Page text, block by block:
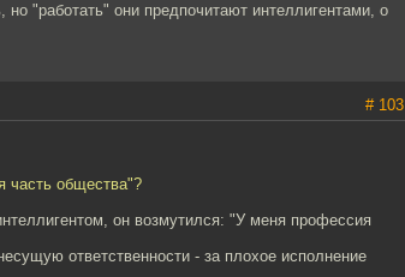
"работать" они предпочитают интеллигентами, о
# 103
часть общества"?
он возмутился: "У меня профессия
ответственности - за плохое исполнение